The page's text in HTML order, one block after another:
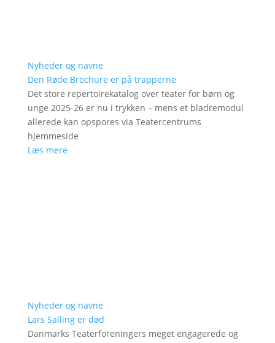
Nyheder og navne
Den Røde Brochure er på trapperne
Det store repertoirekatalog over teater for børn og
unge 2025-26 er nu i trykken – mens et bladremodul
allerede kan opspores via Teatercentrums
hjemmeside
Læs mere
Nyheder og navne
Lars Salling er død
Danmarks Teaterforeningers meget engagerede og